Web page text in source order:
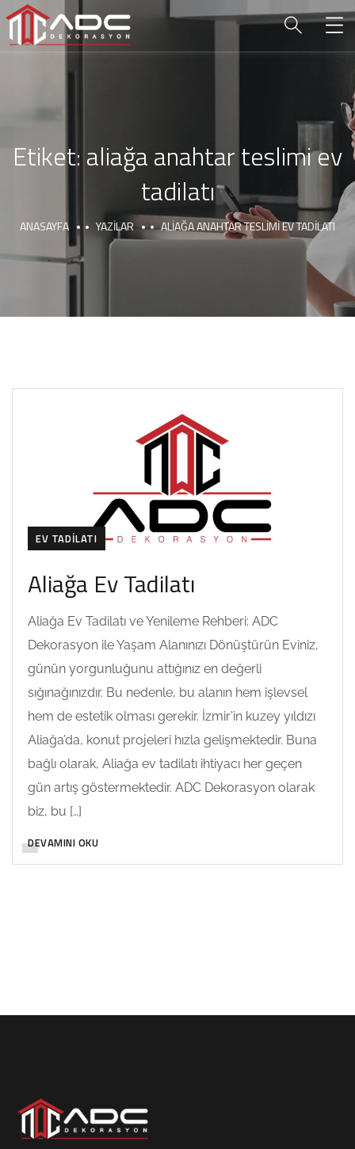
Etiket: aliağa anahtar teslimi ev
tadilatı
ANASAYFA YAZILAR ALIAĞA ANAHTAR TESLIMI EV TADILATI
EV TADILATI
Aliağa Ev Tadilatı
Aliağa Ev Tadilatı ve Yenileme Rehberi: ADC
Dekorasyon ile Yaşam Alanınızı Dönüştürün Eviniz,
günün yorgunluğunu attığınız en değerli
sığınağınızdır. Bu nedenle, bu alanın hem işlevsel
hem de estetik olması gerekir. İzmir’in kuzey yıldızı
Aliağa’da, konut projeleri hızla gelişmektedir. Buna
bağlı olarak, Aliağa ev tadilatı ihtiyacı her geçen
gün artış göstermektedir. ADC Dekorasyon olarak
biz, bu […]
DEVAMINI OKU